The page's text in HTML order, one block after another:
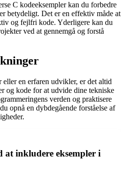
C kodeeksempler kan du forbedre
betydeligt. Det er en effektiv måde at
og fejlfri kode. Yderligere kan du
ved at gennemgå og forstå
en erfaren udvikler, er det altid
og kode for at udvide dine tekniske
verden og praktisere
opnå en dybdegående forståelse af
at inkludere eksempler i